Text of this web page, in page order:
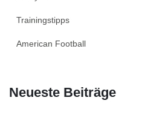
Trainingstipps
American Football
Neueste Beiträge